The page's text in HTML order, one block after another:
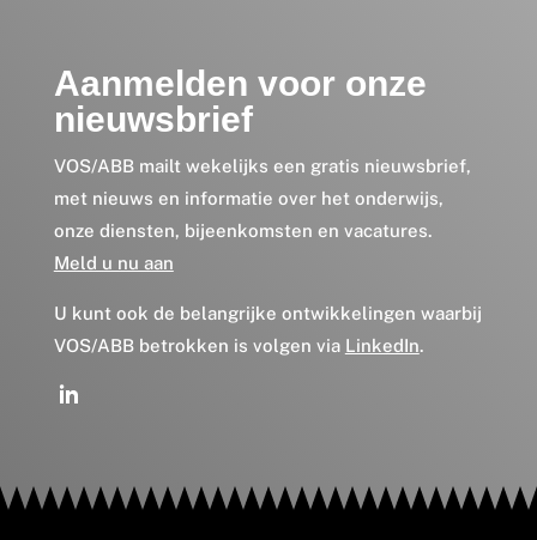
Aanmelden voor onze
nieuwsbrief
VOS/ABB mailt wekelijks een gratis nieuwsbrief,
met nieuws en informatie over het onderwijs,
onze diensten, bijeenkomsten en vacatures.
Meld u nu aan
U kunt ook de belangrijke ontwikkelingen waarbij
VOS/ABB betrokken is volgen via LinkedIn.